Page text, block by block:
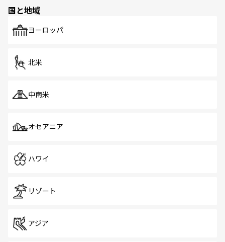
で、ホーカーズは地元の風情を楽しめる外せないスポット
国と地域
ヨーロッパ
北米
中南米
オセアニア
ハワイ
リゾート
アジア